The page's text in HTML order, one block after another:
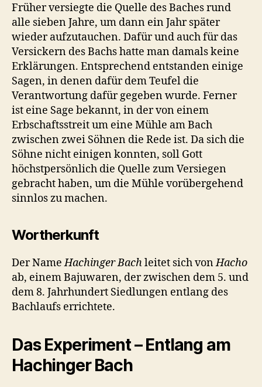
Früher versiegte die Quelle des Baches rund
alle sieben Jahre, um dann ein Jahr später
wieder aufzutauchen. Dafür und auch für das
Versickern des Bachs hatte man damals keine
Erklärungen. Entsprechend entstanden einige
Sagen, in denen dafür dem Teufel die
Verantwortung dafür gegeben wurde. Ferner
ist eine Sage bekannt, in der von einem
Erbschaftsstreit um eine Mühle am Bach
zwischen zwei Söhnen die Rede ist. Da sich die
Söhne nicht einigen konnten, soll Gott
höchstpersönlich die Quelle zum Versiegen
gebracht haben, um die Mühle vorübergehend
sinnlos zu machen.
Wortherkunft
Der NameHachinger Bachleitet sich vonHacho
ab, einem Bajuwaren, der zwischen dem 5. und
dem 8. Jahrhundert Siedlungen entlang des
Bachlaufs errichtete.
Das Experiment – Entlang am
Hachinger Bach